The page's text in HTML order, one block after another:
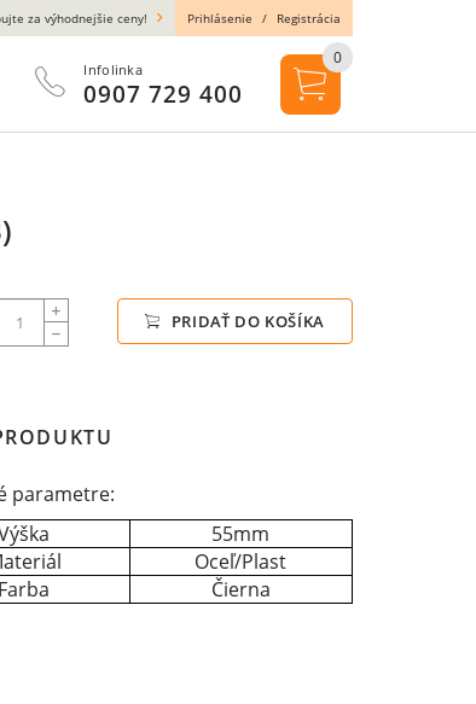
PRIDAŤ DO KOŠÍKA
parametre:
55mm
Oceľ/Plast
Farba
Čierna
za výhodnejšie ceny! Prihlásenie / Registrácia
Infolinka
0907 729 400
0